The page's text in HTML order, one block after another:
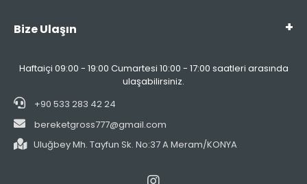
Bize Ulaşın
Haftaiçi 09:00 - 19:00 Cumartesi 10:00 - 17:00 saatleri arasında
ulaşabilirsiniz.
+90 533 283 42 24
bereketgross777@gmail.com
Uluğbey Mh. Tayfun Sk. No:37 A Meram/KONYA